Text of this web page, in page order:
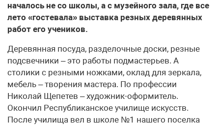
началось не со школы, а с музейного зала, где все
лето «гостевала» выставка резных деревянных
работ его учеников.
Деревянная посуда, разделочные доски, резные
подсвечники – это работы подмастерьев. А
столики с резными ножками, оклад для зеркала,
мебель – творения мастера. По профессии
Николай Щепетев – художник-оформитель.
Окончил Республиканское училище искусств.
После училища вел в школе №1 нашего поселка